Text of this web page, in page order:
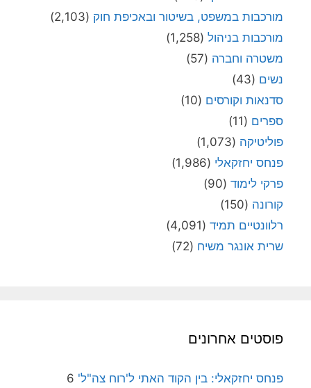
מורכבות במשפט, בשיטור ובאכיפת חוק(2,103)
מורכבות בניהול(1,258)
משטרה וחברה(57)
נשים(43)
סדנאות וקורסים(10)
ספרים(11)
פוליטיקה(1,073)
פנחס יחזקאלי(1,986)
פרקי לימוד(90)
קורונה(150)
רלוונטיים תמיד(4,091)
שרית אונגר משיח(72)
פוסטים אחרונים
פנחס יחזקאלי: בין הקוד האתי ל'רוח צה"ל' 6